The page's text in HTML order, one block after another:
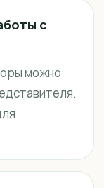
с
можно